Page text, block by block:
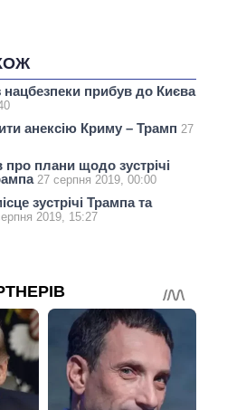
прибув до Києва
анексію Криму – Трамп 27
про плани щодо зустрічі
27 серпня 2019, 00:00
зустрічі Трампа та
2019, 15:27